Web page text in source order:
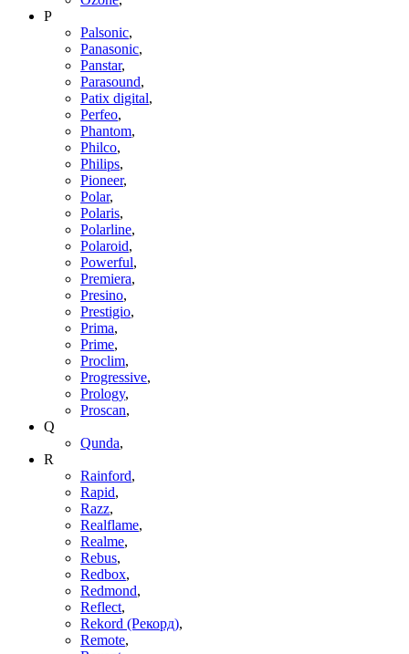
P
Palsonic,
Panasonic,
Panstar,
Parasound,
Patix digital,
Perfeo,
Phantom,
Philco,
Philips,
Pioneer,
Polar,
Polaris,
Polarline,
Polaroid,
Powerful,
Premiera,
Presino,
Prestigio,
Prima,
Prime,
Proclim,
Progressive,
Prology,
Proscan,
Q
Qunda,
R
Rainford,
Rapid,
Razz,
Realflame,
Realme,
Rebus,
Redbox,
Redmond,
Reflect,
Rekord (Рекорд),
Remote,